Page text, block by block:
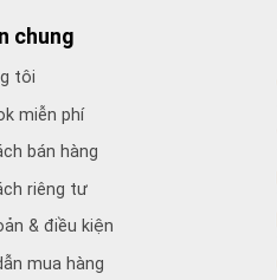
chung
tôi
miễn phí
bán hàng
riêng tư
& điều kiện
mua hàng